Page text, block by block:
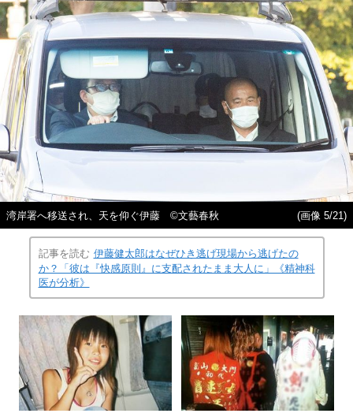
湾岸署へ移送され、天を仰ぐ伊藤 ©文藝春秋 (画像 5/21)
記事を読む 伊藤健太郎はなぜひき逃げ現場から逃げたの
か？「彼は『快感原則』に支配されたまま大人に」《精神科
医が分析》